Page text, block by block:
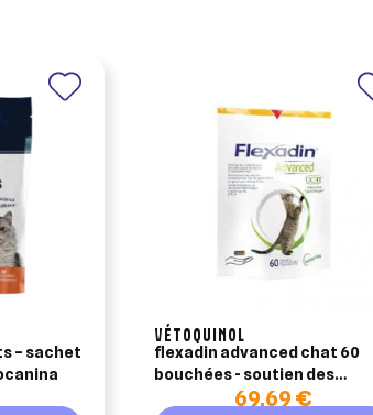
– sachet
VÉTOQUINOL
flexadin advanced chat 60
bouchées - soutien des
articulations69,69 €